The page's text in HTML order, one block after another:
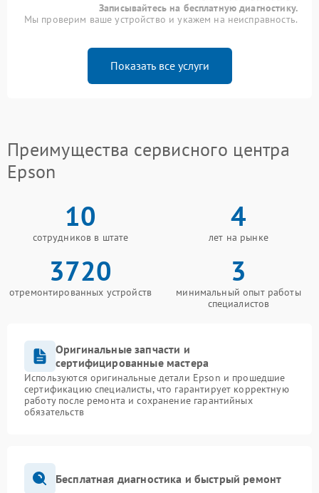
Записывайтесь на бесплатную диагностику.
Мы проверим ваше устройство и укажем на неисправность.
Показать все услуги
Преимущества сервисного центра
Epson
10
сотрудников в штате
4
лет на рынке
3720
отремонтированных устройств
3
минимальный опыт работы
специалистов
Оригинальные запчасти и
сертифицированные мастера
Используются оригинальные детали Epson и прошедшие
сертификацию специалисты, что гарантирует корректную
работу после ремонта и сохранение гарантийных
обязательств
Бесплатная диагностика и быстрый ремонт